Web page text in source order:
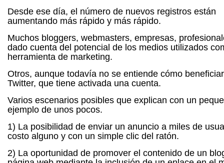
Desde ese día, el número de nuevos registros están
aumentando más rápido y más rápido.
Muchos bloggers, webmasters, empresas,
dado cuenta del potencial de los medios utilizados
herramienta de marketing.
Otros, aunque todavía no se entiende cómo
Twitter, que tiene activada una cuenta.
Varios escenarios posibles que explican con un
ejemplo de unos pocos.
1) La posibilidad de enviar un anuncio a miles de
costo alguno y con un simple clic del ratón.
2) La oportunidad de promover el contenido de un